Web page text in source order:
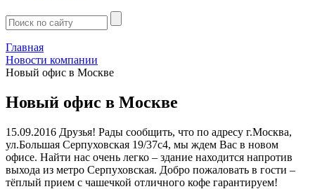
Главная
Новости компании
Новый офис в Москве
Новый офис в Москве
15.09.2016 Друзья! Рады сообщить, что по адресу г.Москва,
ул.Большая Серпуховская 19/37с4, мы ждем Вас в новом
офисе. Найти нас очень легко – здание находится напротив
выхода из метро Серпуховская. Добро пожаловать в гости –
тёплый прием с чашечкой отличного кофе гарантируем!